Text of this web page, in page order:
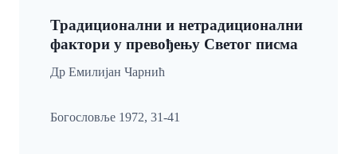
Традиционални и нетрадиционални
фактори у превођењу Светог писма
Др Емилијан Чарнић
Богословље 1972, 31-41